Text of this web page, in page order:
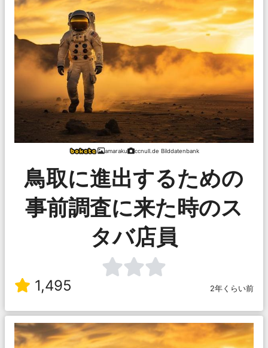
amaraku ccnull.de Bilddatenbank
鳥取に進出するための
事前調査に来た時のス
タバ店員
1,495 2年くらい前